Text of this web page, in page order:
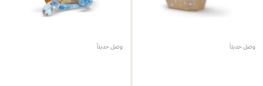
وصل حديثاً وصل حديثاً